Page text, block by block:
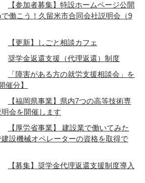
組織から探す
利用ガイド
プライバシーポリシー
閉じる
【参加者募集】特設ホームページ公開
働こう！久留米市合同会社説明会（9
【更新】しごと相談カフェ
奨学金返還支援（代理返還）制度
「障害がある方の就労支援相談会」を
催分】
【福岡県事業】県内7つの高等技術専
会を開催します
【厚労省事業】 建設業で働いてみた
設機械オペレーターの資格を取得で
【募集】奨学金代理返還支援制度導入